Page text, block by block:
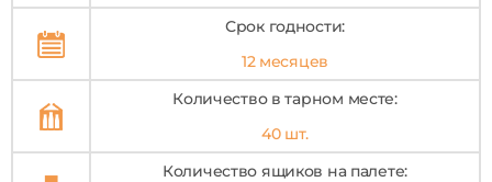
Срок годности:
12 месяцев
Количество в тарном месте:
40 шт.
Количество ящиков на палете: